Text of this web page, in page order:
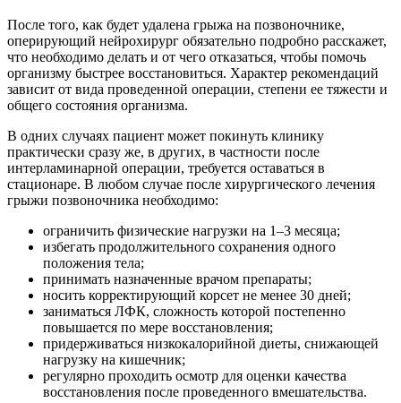
После того, как будет удалена грыжа на позвоночнике,
оперирующий нейрохирург обязательно подробно расскажет,
что необходимо делать и от чего отказаться, чтобы помочь
организму быстрее восстановиться. Характер рекомендаций
зависит от вида проведенной операции, степени ее тяжести и
общего состояния организма.
В одних случаях пациент может покинуть клинику
практически сразу же, в других, в частности после
интерламинарной операции, требуется оставаться в
стационаре. В любом случае после хирургического лечения
грыжи позвоночника необходимо:
ограничить физические нагрузки на 1–3 месяца;
избегать продолжительного сохранения одного
положения тела;
принимать назначенные врачом препараты;
носить корректирующий корсет не менее 30 дней;
заниматься ЛФК, сложность которой постепенно
повышается по мере восстановления;
придерживаться низкокалорийной диеты, снижающей
нагрузку на кишечник;
регулярно проходить осмотр для оценки качества
восстановления после проведенного вмешательства.